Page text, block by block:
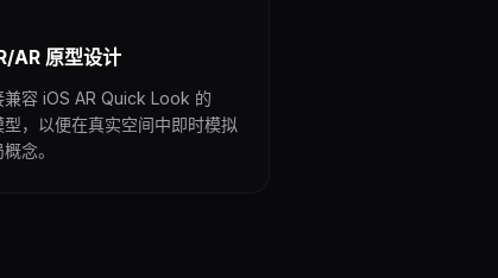
AR 原型设计
兼容 iOS AR Quick Look 的
，以便在真实空间中即时模拟
念。